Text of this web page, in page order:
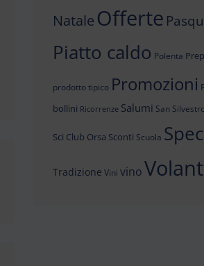
Natale Offerte
Piatto caldo Polenta
prodotto tipico Promozioni
bollini Ricorrenze Salumi San
Sci Club Orsa Sconti Scuola
Tradizione Vini vino